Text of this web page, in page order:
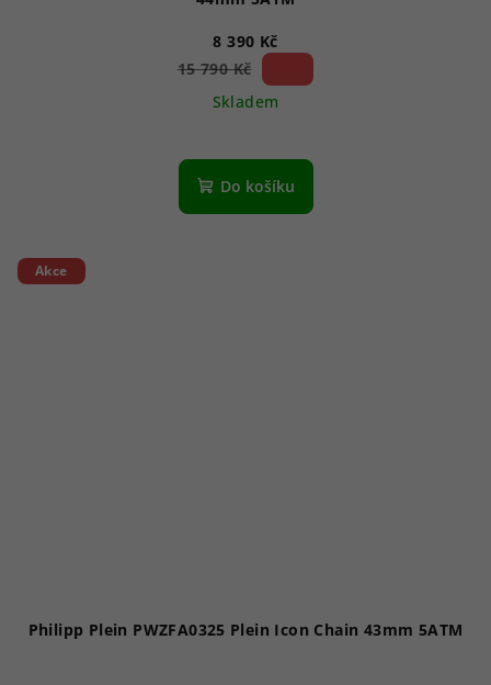
8 390 Kč
15 790 Kč
Skladem
Do košíku
Akce
Philipp Plein PWZFA0325 Plein Icon Chain 43mm 5ATM